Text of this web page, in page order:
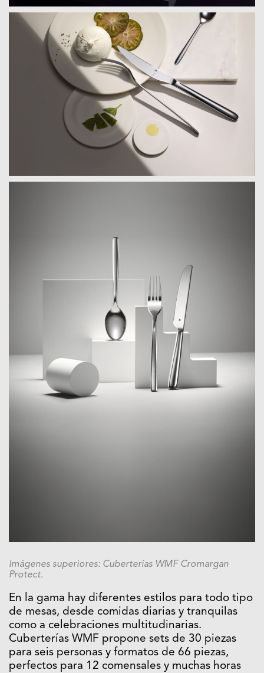
Imágenes superiores: Cuberterías WMF Cromargan
Protect.
En la gama hay diferentes estilos para todo tipo
de mesas, desde comidas diarias y tranquilas
como a celebraciones multitudinarias.
Cuberterías WMF propone sets de 30 piezas
para seis personas y formatos de 66 piezas,
perfectos para 12 comensales y muchas horas